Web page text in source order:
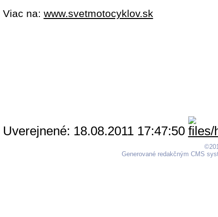
Viac na: www.svetmotocyklov.sk
Uverejnené: 18.08.2011 17:47:50
Generované redakčným CMS